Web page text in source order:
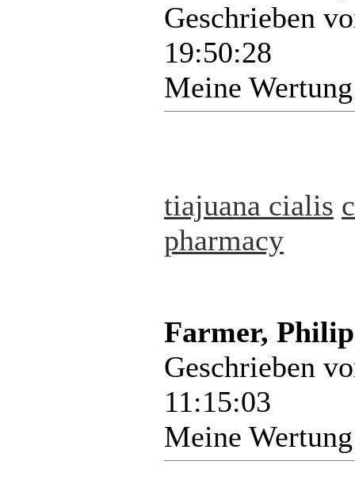
Geschrieben
19:50:28
Meine
tiajuana cialis
pharmacy
Farmer,
Geschrieben
11:15:03
Meine